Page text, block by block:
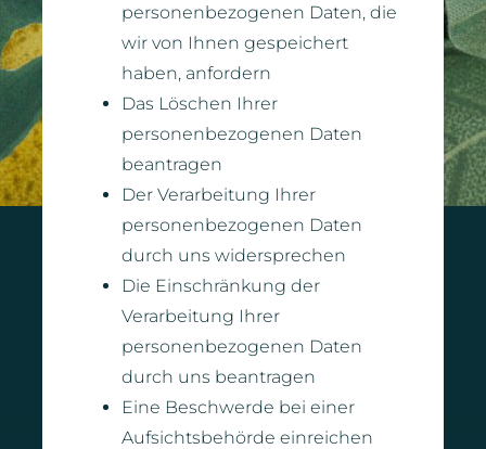
personenbezogenen Daten, die
wir von Ihnen gespeichert
haben, anfordern
Das Löschen Ihrer
personenbezogenen Daten
beantragen
Der Verarbeitung Ihrer
personenbezogenen Daten
durch uns widersprechen
Die Einschränkung der
Verarbeitung Ihrer
personenbezogenen Daten
durch uns beantragen
Eine Beschwerde bei einer
Aufsichtsbehörde einreichen